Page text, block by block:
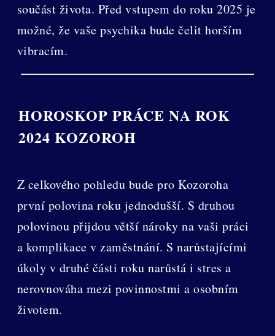
součást života. Před vstupem do roku 2025 je
možné, že vaše psychika bude čelit horším
vibracím.
HOROSKOP PRÁCE NA ROK
2024 KOZOROH
Z celkového pohledu bude pro Kozoroha
první polovina roku jednodušší. S druhou
polovinou přijdou větší nároky na vaši práci
a komplikace v zaměstnání. S narůstajícími
úkoly v druhé části roku narůstá i stres a
nerovnováha mezi povinnostmi a osobním
životem.